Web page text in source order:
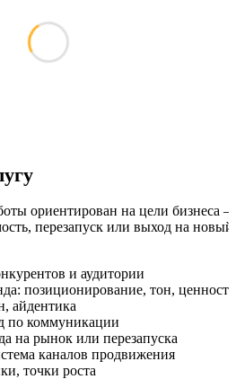
ориентирован на цели бизнеса
перезапуск или выход на новый
и аудитории
позиционирование, тон, ценности
айдентика
по коммуникации
на рынок или перезапуска
каналов продвижения
точки роста